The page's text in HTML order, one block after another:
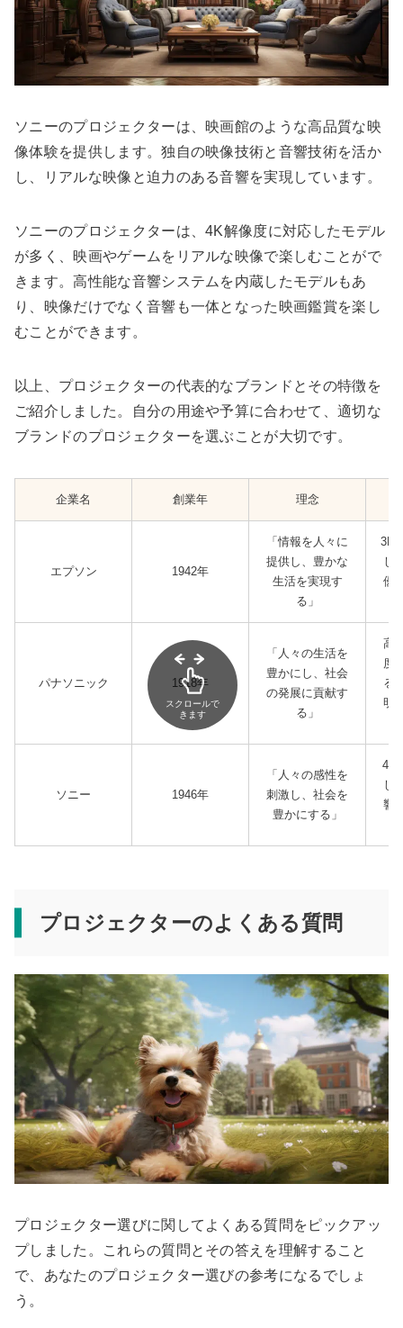
ソニーのプロジェクターは、映画館のような高品質な映
像体験を提供します。独自の映像技術と音響技術を活か
し、リアルな映像と迫力のある音響を実現しています。
ソニーのプロジェクターは、4K解像度に対応したモデル
が多く、映画やゲームをリアルな映像で楽しむことがで
きます。高性能な音響システムを内蔵したモデルもあ
り、映像だけでなく音響も一体となった映画鑑賞を楽し
むことができます。
以上、プロジェクターの代表的なブランドとその特徴を
ご紹介しました。自分の用途や予算に合わせて、適切な
ブランドのプロジェクターを選ぶことが大切です。
企業名 創業年 理念
エプソン 1942年
「情報を人々に
提供し、豊かな
生活を実現す
る」
し
優
パナソニック 1918年
「人々の生活を
豊かにし、社会
の発展に貢献す
る」
高
度
る
明
ソニー 1946年
「人々の感性を
刺激し、社会を
豊かにする」
4K
し
響
スクロールで
きます
プロジェクターのよくある質問
プロジェクター選びに関してよくある質問をピックアッ
プしました。これらの質問とその答えを理解すること
で、あなたのプロジェクター選びの参考になるでしょ
う。